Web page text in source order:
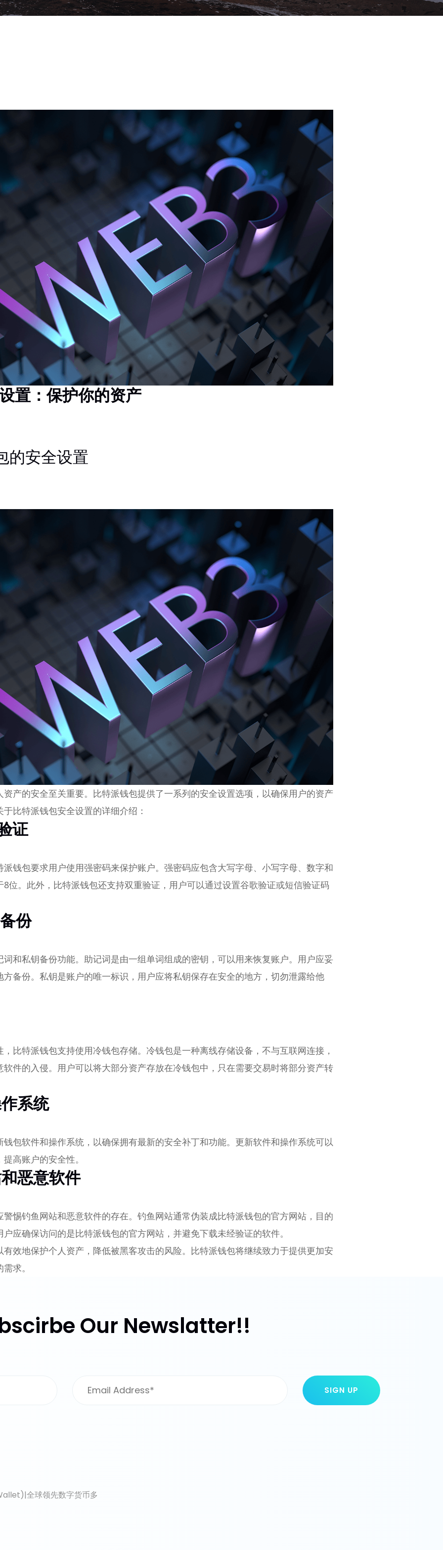
置：保护你的资产
的安全设置
产的安全至关重要。比特派钱包提供了一系列的安全设置选项，以确保用户的资产
比特派钱包安全设置的详细介绍：
证
钱包要求用户使用强密码来保护账户。强密码应包含大写字母、小写字母、数字和
位。此外，比特派钱包还支持双重验证，用户可以通过设置谷歌验证或短信验证码
份
和私钥备份功能。助记词是由一组单词组成的密钥，可以用来恢复账户。用户应妥
备份。私钥是账户的唯一标识，用户应将私钥保存在安全的地方，切勿泄露给他
比特派钱包支持使用冷钱包存储。冷钱包是一种离线存储设备，不与互联网连接，
件的入侵。用户可以将大部分资产存放在冷钱包中，只在需要交易时将部分资产转
系统
包软件和操作系统，以确保拥有最新的安全补丁和功能。更新软件和操作系统可以
高账户的安全性。
恶意软件
惕钓鱼网站和恶意软件的存在。钓鱼网站通常伪装成比特派钱包的官方网站，目的
应确保访问的是比特派钱包的官方网站，并避免下载未经验证的软件。
效地保护个人资产，降低被黑客攻击的风险。比特派钱包将继续致力于提供更加安
求。
Our Newslatter!!
全球领先数字货币多